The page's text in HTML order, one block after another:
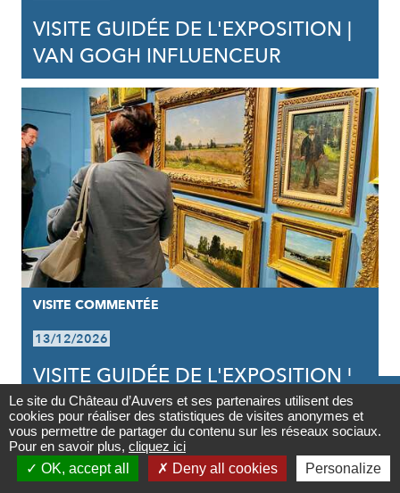
Contact

Newsletter
VISITE GUIDÉE DE L'EXPOSITION |
VAN GOGH INFLUENCEUR
VISITE COMMENTÉE
13/12/2026
VISITE GUIDÉE DE L'EXPOSITION |
VAN GOGH INFLUENCEUR
Partager PARTAGER
PARTAGER
PARTAGER
Le site du Château d’Auvers et ses partenaires utilisent des
cookies pour réaliser des statistiques de visites anonymes et
vous permettre de partager du contenu sur les réseaux sociaux.
Pour en savoir plus, cliquez ici
OK, accept all
Deny all cookies Personalize